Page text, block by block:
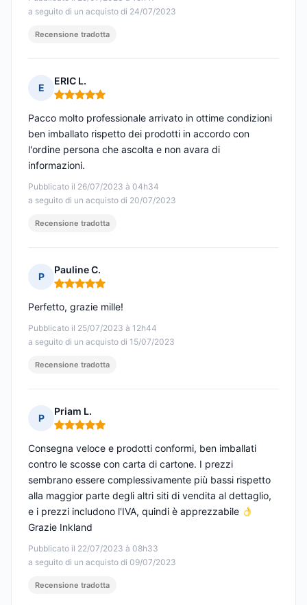
a seguito di un acquisto di 24/07/2023
Recensione tradotta
E
ERIC L.
Nota: 5 su 5
Pubblicato il 26/07/2023 à 04h34
a seguito di un acquisto di 20/07/2023
Pacco molto professionale arrivato in ottime condizioni
ben imballato rispetto dei prodotti in accordo con
l'ordine persona che ascolta e non avara di
informazioni.
Recensione tradotta
P
Pauline C.
Nota: 5 su 5
Pubblicato il 25/07/2023 à 12h44
a seguito di un acquisto di 15/07/2023
Perfetto, grazie mille!
Recensione tradotta
P
Priam L.
Nota: 5 su 5
Pubblicato il 22/07/2023 à 08h33
a seguito di un acquisto di 09/07/2023
Consegna veloce e prodotti conformi, ben imballati
contro le scosse con carta di cartone. I prezzi
sembrano essere complessivamente più bassi rispetto
alla maggior parte degli altri siti di vendita al dettaglio,
e i prezzi includono l'IVA, quindi è apprezzabile
Grazie Inkland
Recensione tradotta